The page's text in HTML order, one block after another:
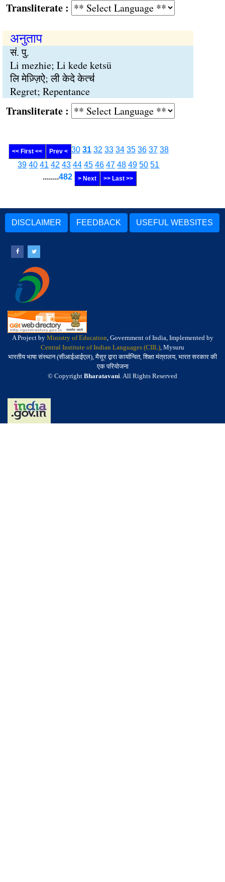
:
अनुताप
सं. पु.
Li mezhie; Li kede ketsü
लि मेज़्ज़िऐ; ली केदे केत्च॑
Regret; Repentance
:
<< First << Prev < 30 31 32 33 34 35 36 37 38
39 40 41 42 43 44 45 46 47 48 49 50 51
........482 > Next >> Last >>
DISCLAIMER FEEDBACK USEFUL WEBSITES
A Project by Ministry of Education, Government of India, Implemented by
Central Institute of Indian Languages (CIIL), Mysuru
भारतीय भाषा संस्थान (सीआईआईएल), मैसूर द्वारा कार्यान्वित, शिक्षा मंत्रालय, भारत सरकार की
एक परियोजना
© Copyright Bharatavani. All Rights Reserved